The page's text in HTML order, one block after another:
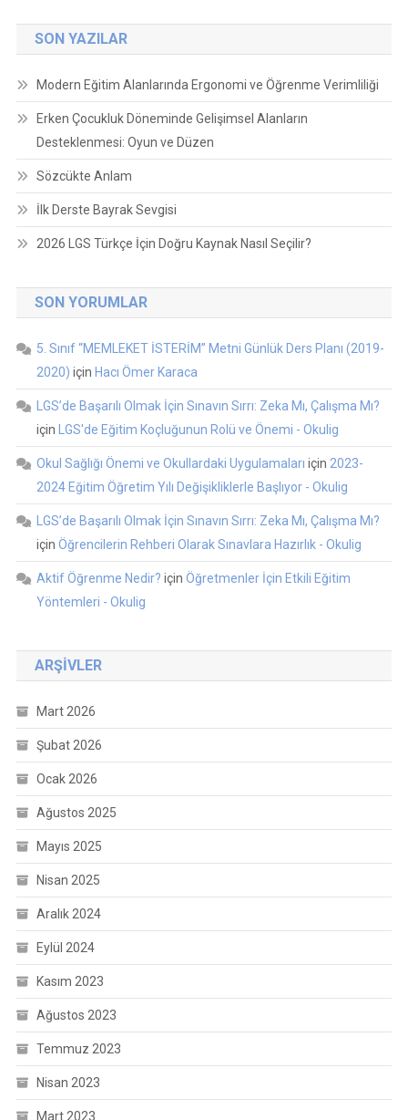
SON YAZILAR
Modern Eğitim Alanlarında Ergonomi ve Öğrenme Verimliliği
Erken Çocukluk Döneminde Gelişimsel Alanların
Desteklenmesi: Oyun ve Düzen
Sözcükte Anlam
İlk Derste Bayrak Sevgisi
2026 LGS Türkçe İçin Doğru Kaynak Nasıl Seçilir?
SON YORUMLAR
5. Sınıf “MEMLEKET İSTERİM” Metni Günlük Ders Planı (2019-
2020) için Hacı Ömer Karaca
LGS’de Başarılı Olmak İçin Sınavın Sırrı: Zeka Mı, Çalışma Mı?
için
LGS'de Eğitim Koçluğunun Rolü ve Önemi - Okulig
Okul Sağlığı Önemi ve Okullardaki Uygulamaları için 2023-
2024 Eğitim Öğretim Yılı Değişikliklerle Başlıyor - Okulig
LGS’de Başarılı Olmak İçin Sınavın Sırrı: Zeka Mı, Çalışma Mı?
için Öğrencilerin Rehberi Olarak Sınavlara Hazırlık - Okulig
Aktif Öğrenme Nedir? için Öğretmenler İçin Etkili Eğitim
Yöntemleri - Okulig
ARŞIVLER
Mart 2026
Şubat 2026
Ocak 2026
Ağustos 2025
Mayıs 2025
Nisan 2025
Aralık 2024
Eylül 2024
Kasım 2023
Ağustos 2023
Temmuz 2023
Nisan 2023
Mart 2023